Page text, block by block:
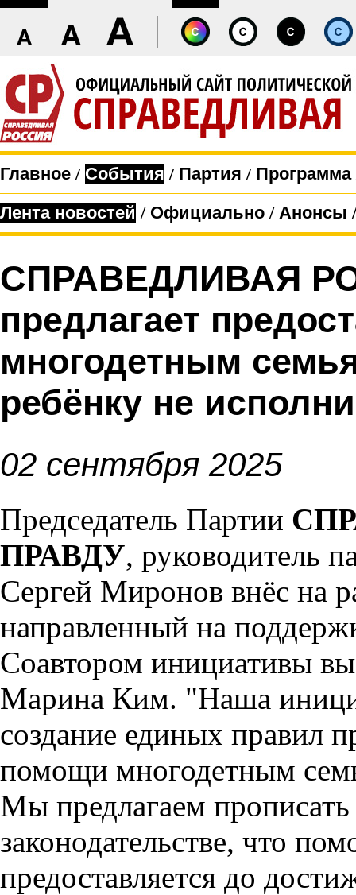
Главное / События / Партия / Программа
Лента новостей / Официально / Анонсы
СПРАВЕДЛИВАЯ
предлагает
многодетным
ребёнку не
02 сентября 2025
Председатель Партии
ПРАВДУ, руководитель
Сергей Миронов внёс на
направленный на
Соавтором инициативы
Марина Ким. "Наша
создание единых правил
помощи многодетным
Мы предлагаем
законодательстве, что
предоставляется до